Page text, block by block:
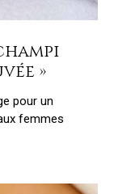
»
pour un
femmes